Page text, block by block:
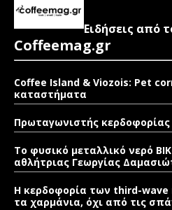
Ειδήσεις από
Coffeemag.gr
Coffee Island & Viozois: Pet
καταστήματα
Πρωταγωνιστής κερδοφορίας
Το φυσικό μεταλλικό νερό
αθλήτριας Γεωργίας
Η κερδοφορία των third-
τα χαρμάνια, όχι από τις